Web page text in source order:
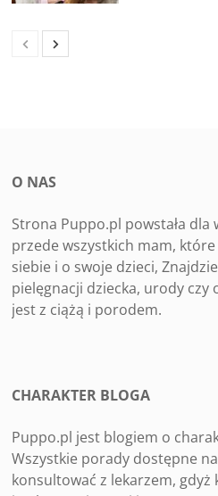
O NAS
Strona Puppo.pl powstała dla
przede wszystkich mam,
siebie i o swoje dzieci,
pielęgnacji dziecka, urody czy
jest z ciążą i porodem.
CHARAKTER BLOGA
Puppo.pl jest blogiem o
Wszystkie porady dostępne
konsultować z lekarzem,